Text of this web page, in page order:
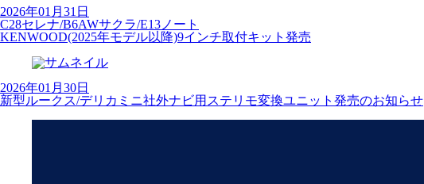
2026年01月31日
C28セレナ/B6AWサクラ/E13ノート
KENWOOD(2025年モデル以降)9インチ取付キット発売
2026年01月30日
新型ルークス/デリカミニ社外ナビ用ステリモ変換ユニット発売のお知らせ